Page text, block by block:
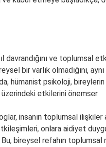
ve toplumsal
bir varlık olmadığını,
hümanist psikoloji,
etkilerini önemser.
insanın toplumsal ilişkiler
onlara aidiyet
Bu, bireysel refahın